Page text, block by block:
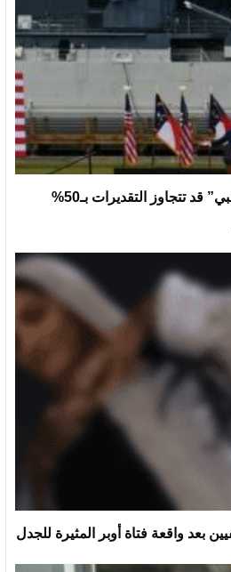
تكلفة “أسطول ترامب الذهبي” قد تتجاوز التقديرات بـ50%
بعد واقعة فتاة أوبر المثيرة للجدل